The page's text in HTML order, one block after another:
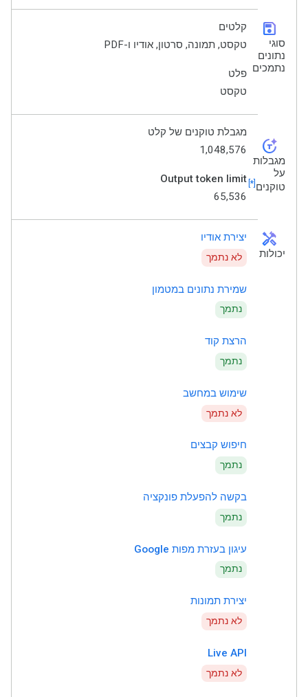
save
סוגי
נתונים
נתמכים
קלטים
טקסט, תמונה, סרטון, אודיו ו-PDF
פלט
טקסט
token_auto
מגבלות
על
טוקנים [*]
מגבלת טוקנים של קלט
1,048,576
Output token limit
65,536
handyman
יכולות
יצירת אודיו
לא נתמך
שמירת נתונים במטמון
נתמך
הרצת קוד
נתמך
שימוש במחשב
לא נתמך
חיפוש קבצים
נתמך
בקשה להפעלת פונקציה
נתמך
עיגון בעזרת מפות Google
נתמך
יצירת תמונות
לא נתמך
Live API
לא נתמך